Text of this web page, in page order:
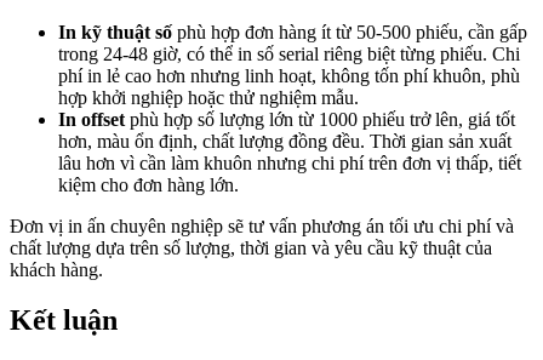
In kỹ thuật số phù hợp đơn hàng ít từ 50-500 phiếu, cần gấp
trong 24-48 giờ, có thể in số serial riêng biệt từng phiếu. Chi
phí in lẻ cao hơn nhưng linh hoạt, không tốn phí khuôn, phù
hợp khởi nghiệp hoặc thử nghiệm mẫu.
In offset phù hợp số lượng lớn từ 1000 phiếu trở lên, giá tốt
hơn, màu ổn định, chất lượng đồng đều. Thời gian sản xuất
lâu hơn vì cần làm khuôn nhưng chi phí trên đơn vị thấp, tiết
kiệm cho đơn hàng lớn.
Đơn vị in ấn chuyên nghiệp sẽ tư vấn phương án tối ưu chi phí và
chất lượng dựa trên số lượng, thời gian và yêu cầu kỹ thuật của
khách hàng.
Kết luận